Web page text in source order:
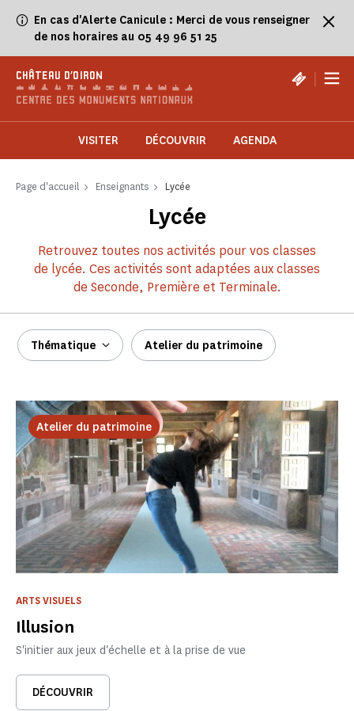
En cas d'Alerte Canicule : Merci de vous renseigner
de nos horaires au 05 49 96 51 25
CHÂTEAU D'OIRON |
VISITER DÉCOUVRIR AGENDA
Page d'accueil Enseignants Lycée
Lycée
Retrouvez toutes nos activités pour vos classes
de lycée. Ces activités sont adaptées aux classes
de Seconde, Première et Terminale.
Thématique Atelier du patrimoine
Atelier du patrimoine
Illusion
ARTS VISUELS
S'initier aux jeux d'échelle et à la prise de vue
DÉCOUVRIR